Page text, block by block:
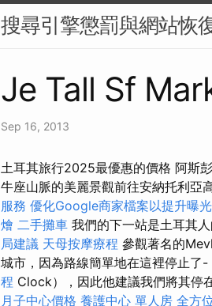
搜尋引擎懲罰與網站恢
Je Tall Sf
Sep 16, 2013
土耳其旅行2025最優惠的價格 阿斯
牛座山脈的美麗景觀前往安納托利亞
服務 優化Google商家檔案以提升曝光
燴 二手攤車 我們的下一站是土耳其
局建議 天母按摩療程 參觀著名的
城市，因為路線簡單地在這裡停止了-
程 Clock），因此他建議我們將其停
月子中心價格 養護中心 單人房 全方